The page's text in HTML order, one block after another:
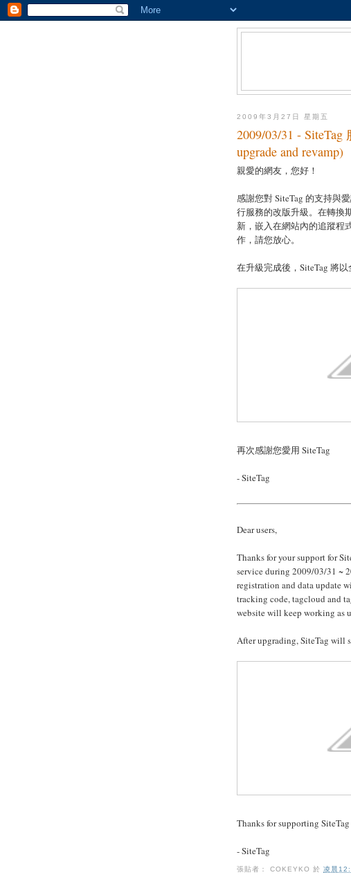
2009年3月27日 星期五
2009/03/31 -
upgrade and revamp)
親愛的網友，您好！
感謝您對 SiteTag 的支持與
行服務的改版升級。在轉換
新，嵌入在網站內的追蹤程
作，請您放心。
在升級完成後，SiteTag 將
再次感謝您愛用 SiteTag
- SiteTag
Dear users,
Thanks for your support for
service during 2009/03/31 ~
registration and data update
tracking code, tagcloud and
website will keep working as
After upgrading, SiteTag will
Thanks for supporting
- SiteTag
張貼者：COKEYKO 於凌晨